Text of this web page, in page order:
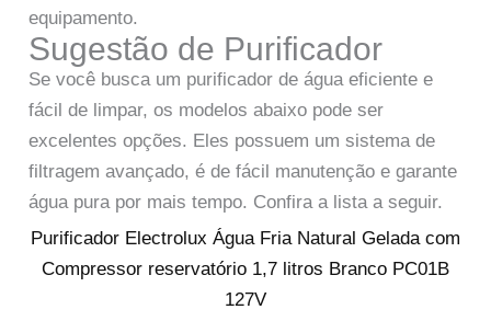
equipamento.
Sugestão de Purificador
Se você busca um purificador de água eficiente e
fácil de limpar, os modelos abaixo pode ser
excelentes opções. Eles possuem um sistema de
filtragem avançado, é de fácil manutenção e garante
água pura por mais tempo. Confira a lista a seguir.
Purificador Electrolux Água Fria Natural Gelada com
Compressor reservatório 1,7 litros Branco PC01B
127V